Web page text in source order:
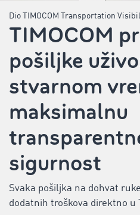
Dio TIMOCOM Transportation
TIMOCOM
pošiljke
stvarnom
maksimalnu
sigurnost
Svaka pošiljka na dohvat
dodatnih troškova direktno u